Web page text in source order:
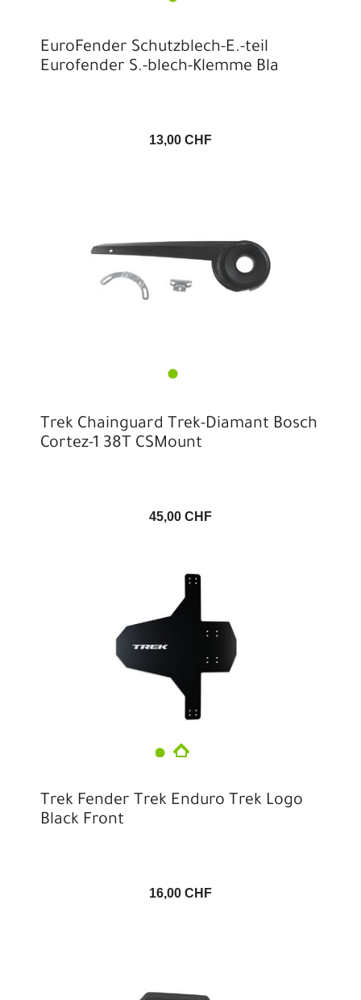
EuroFender Schutzblech-E.-teil
Eurofender S.-blech-Klemme Bla
13,00 CHF
Trek Chainguard Trek-Diamant Bosch
Cortez-1 38T CSMount
45,00 CHF
Trek Fender Trek Enduro Trek Logo
Black Front
16,00 CHF